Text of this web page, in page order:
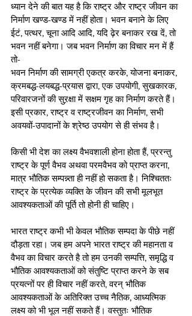
ध्यान देने की बात यह है कि राष्ट्र और राष्ट्र जीवन का
निर्माण खण्ड-खण्ड में नहीं होता। भवन बनाने के लिए
ईटं, पत्थर, चूना आदि आदि, यदि ढ़ेर बनाकर रख दें, तो
भवन नहीं बनेगा। जब भवन निर्माण का विचार मन में हैं
तो-
भवन निर्माण की सामग्री एकत्र करके, योजना बनाकर,
क्रमबद्ध-लयबद्ध-प्रयास द्वारा, एक उपयोगी, सुखकारक,
परिवारजनों की सुऱक्षा में सक्षम गृह का निर्माण करते हैं।
इसी प्रकार, राष्ट्र व राष्ट्रजीवन का निर्माण, सभी
अवयवों-उपादानों के श्रेष्ठ उपयोग से ही संभव है।
किसी भी देश का लक्ष्य वैभवशाली होना होता हैं, प्ररन्तु
राष्ट्र के पूर्ण वैभव अथवा परमवैभव को प्राप्त करना,
मात्र भौतिक सम्पन्न्ता ही नहीं हो सकता है। निश्चिततः
राष्ट्र के प्रत्येक व्यक्ति के जीवन की सभी मूलभूत
आवश्यकताओं की पूर्ति तो होनी ही चाहिए।
भारत राष्ट्र कभी भी केवल भौतिक सम्पदा के पीछे नहीं
दौड़ता रहा। जब हम अपने भारत राष्ट्र की महानता व
वैभव का विचार करते है तो हम उनकी सम्पत्ति, समृद्धि व
भौतिक आवश्यकताओं को संतुष्टि प्राप्त करने के सब
प्रयत्नों पर ही विचार नहीं करते, वरन् भौतिक
आवश्यकताओं के अतिरिक्त उच्च नैतिक, आध्यत्मिक
लक्ष्य को भी भूल नहीं सकते हैं। वस्तुतः भौतिक